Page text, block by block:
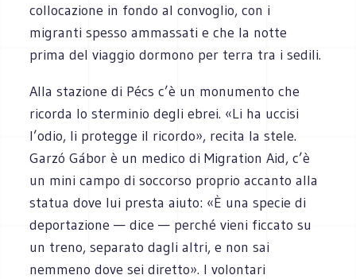
collocazione in fondo al convoglio, con i
migranti spesso ammassati e che la notte
prima del viaggio dormono per terra tra i sedili.
Alla stazione di Pécs c’è un monumento che
ricorda lo sterminio degli ebrei. «Li ha uccisi
l’odio, li protegge il ricordo», recita la stele.
Garzó Gábor è un medico di Migration Aid, c’è
un mini campo di soccorso proprio accanto alla
statua dove lui presta aiuto: «È una specie di
deportazione — dice — perché vieni ficcato su
un treno, separato dagli altri, e non sai
nemmeno dove sei diretto». I volontari